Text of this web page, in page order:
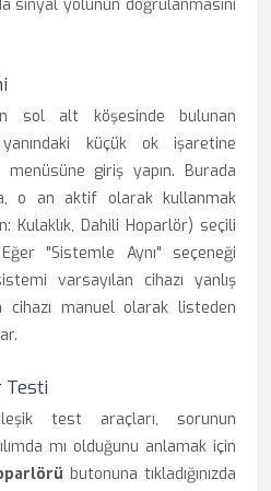
sinyal yolunun doğrulanmasını
sol alt köşesinde bulunan
küçük ok işaretine
menüsüne giriş yapın. Burada
o an aktif olarak kullanmak
Kulaklık, Dahili Hoparlör) seçili
"Sistemle Aynı" seçeneği
varsayılan cihazı yanlış
cihazı manuel olarak listeden
test araçları, sorunun
mı olduğunu anlamak için
butonuna tıkladığınızda